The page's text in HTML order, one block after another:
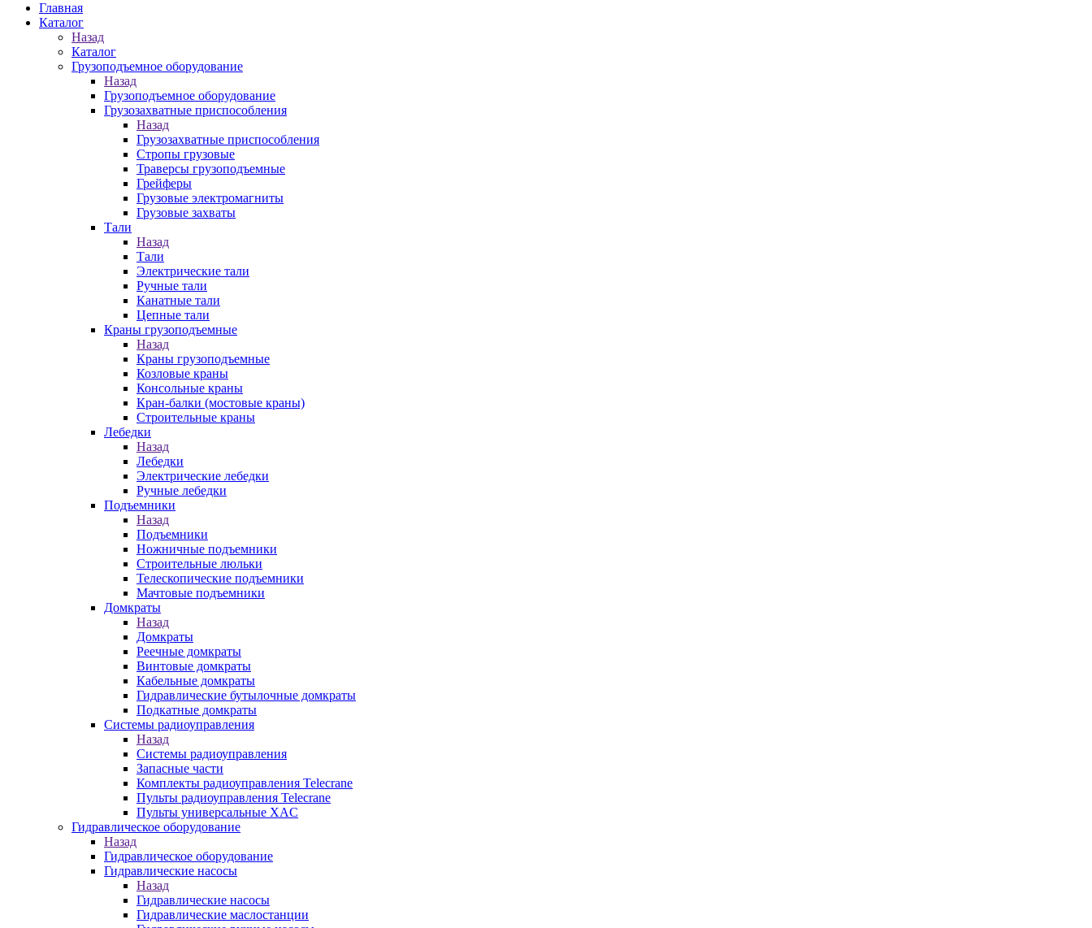
Главная
Каталог
Назад
Каталог
Грузоподъемное оборудование
Назад
Грузоподъемное оборудование
Грузозахватные приспособления
Назад
Грузозахватные приспособления
Стропы грузовые
Траверсы грузоподъемные
Грейферы
Грузовые электромагниты
Грузовые захваты
Тали
Назад
Тали
Электрические тали
Ручные тали
Канатные тали
Цепные тали
Краны грузоподъемные
Назад
Краны грузоподъемные
Козловые краны
Консольные краны
Кран-балки (мостовые краны)
Строительные краны
Лебедки
Назад
Лебедки
Электрические лебедки
Ручные лебедки
Подъемники
Назад
Подъемники
Ножничные подъемники
Строительные люльки
Телескопические подъемники
Мачтовые подъемники
Домкраты
Назад
Домкраты
Реечные домкраты
Винтовые домкраты
Кабельные домкраты
Гидравлические бутылочные домкраты
Подкатные домкраты
Системы радиоуправления
Назад
Системы радиоуправления
Запасные части
Комплекты радиоуправления Telecrane
Пульты радиоуправления Telecrane
Пульты универсальные XAC
Гидравлическое оборудование
Назад
Гидравлическое оборудование
Гидравлические насосы
Назад
Гидравлические насосы
Гидравлические маслостанции